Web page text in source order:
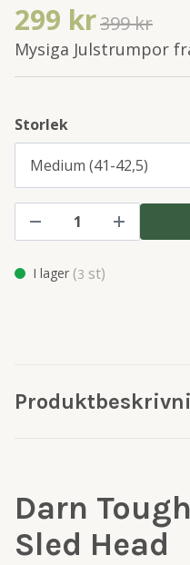
299 kr399 kr
Mysiga Julstrumpor
Storlek
I lager (3 st)
Darn
Sled Head